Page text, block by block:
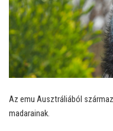
Az emu Ausztráliából
madarainak.